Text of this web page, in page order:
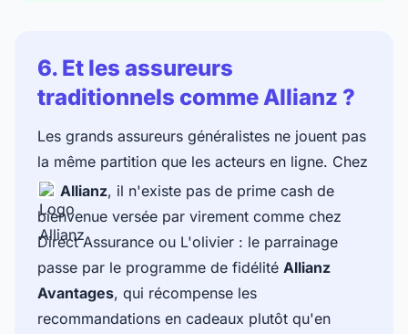
6. Et les assureurs
traditionnels comme Allianz ?
Les grands assureurs généralistes ne jouent pas
la même partition que les acteurs en ligne. Chez
Allianz, il n'existe pas de prime cash de
bienvenue versée par virement comme chez
Direct Assurance ou L'olivier : le parrainage
passe par le programme de fidélité Allianz
Avantages, qui récompense les
recommandations en cadeaux plutôt qu'en